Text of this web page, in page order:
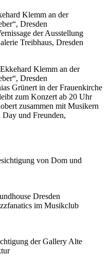
Klemm an der
Dresden
der Ausstellung
Treibhaus, Dresden
Klemm an der
Dresden
Grünert in der Frauenkirche
zum Konzert ab 20 Uhr
zusammen mit Musikern
Day und Freunden,
von Dom und
Dresden
im Musikclub
der Gallery Alte